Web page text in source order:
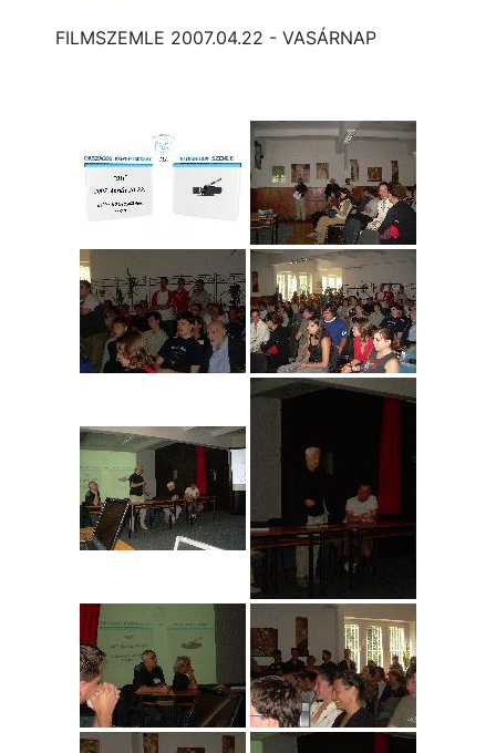
FILMSZEMLE 2007.04.22 - VASÁRNAP